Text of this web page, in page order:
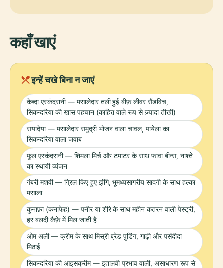
कहाँ खाएं
local_diningइन्हें चखे बिना न जाएं
केब्दा एस्कंदरानी — मसालेदार तली हुई बीफ़ लीवर सैंडविच,
सिकन्दरिया की खास पहचान (काहिरा वाले रूप से ज़्यादा तीखी)
सयादेया — मसालेदार समुद्री भोजन वाला चावल, पायेला का
सिकन्दरिया वाला जवाब
फूल एस्कंदरानी — शिमला मिर्च और टमाटर के साथ फावा बीन्स, नाश्ते
का स्थायी व्यंजन
गंबरी मशवी — ग्रिल किए हुए झींगे, भूमध्यसागरीय सादगी के साथ हल्का
मसाला
कुनाफ़ा (कनाफेह) — पनीर या शीरे के साथ महीन कतरन वाली पेस्ट्री,
हर बलदी कैफ़े में मिल जाती है
ओम अली — क्रीम के साथ मिस्री ब्रेड पुडिंग, गाढ़ी और पसंदीदा
मिठाई
सिकन्दरिया की आइसक्रीम — इतालवी प्रभाव वाली, असाधारण रूप से